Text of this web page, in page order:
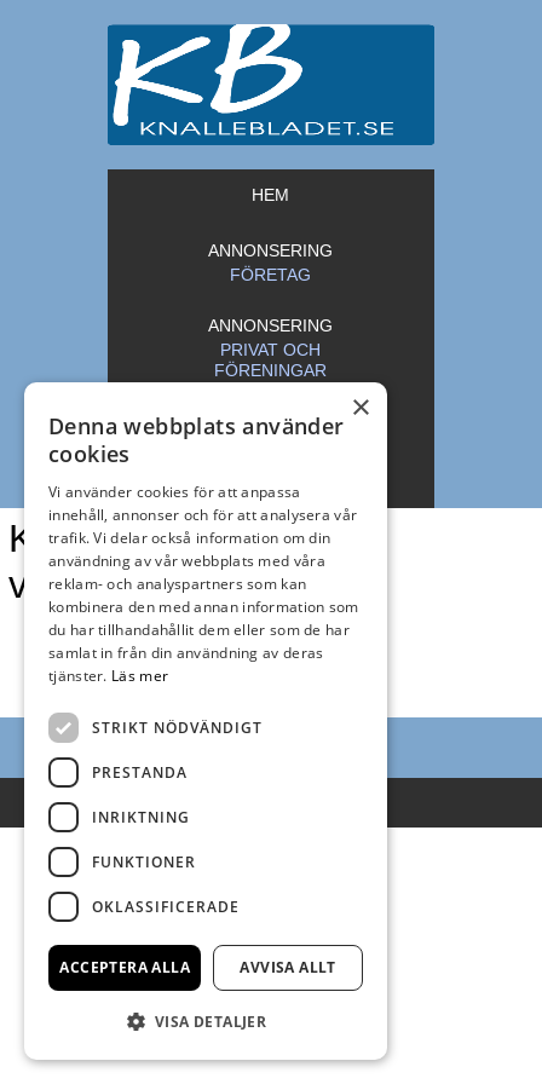
HEM
ANNONSERING
FÖRETAG
ANNONSERING
PRIVAT OCH
FÖRENINGAR
ARKIV
Knallebladet
vecka 25
×
Denna webbplats använder
cookies
Vi använder cookies för att anpassa
innehåll, annonser och för att analysera vår
trafik. Vi delar också information om din
användning av vår webbplats med våra
reklam- och analyspartners som kan
kombinera den med annan information som
du har tillhandahållit dem eller som de har
samlat in från din användning av deras
tjänster. Läs mer
STRIKT NÖDVÄNDIGT
PRESTANDA
INRIKTNING
FUNKTIONER
OKLASSIFICERADE
ACCEPTERA ALLA AVVISA ALLT
VISA DETALJER